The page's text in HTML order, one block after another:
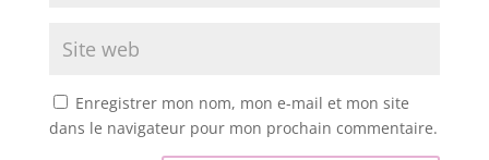
Enregistrer mon nom, mon e-mail et mon site
dans le navigateur pour mon prochain commentaire.